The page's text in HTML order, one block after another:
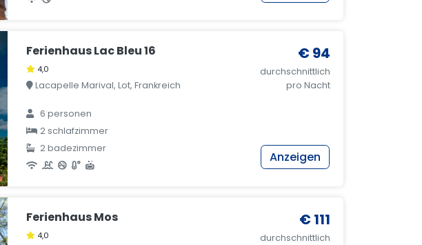
Ferienhaus Lac Bleu 16
4,0
Lacapelle Marival, Lot, Frankreich
6 personen
2 schlafzimmer
2 badezimmer
€ 94
durchschnittlich
pro Nacht
Anzeigen
Ferienhaus Mos
4,0
€ 111
durchschnittlich